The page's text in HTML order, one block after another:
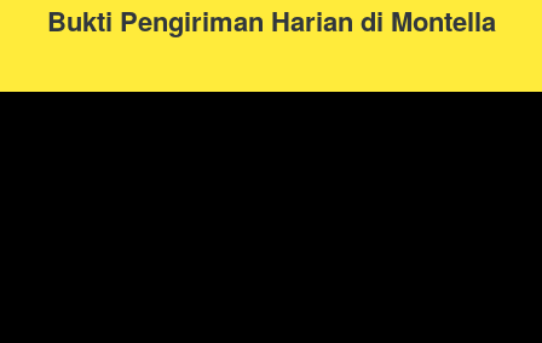
Bukti Pengiriman Harian di Montella